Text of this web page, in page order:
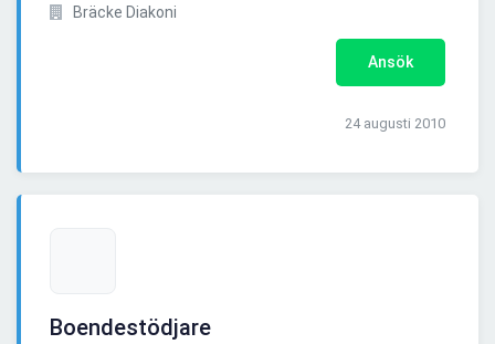
Bräcke Diakoni
Ansök
24 augusti 2010
Boendestödjare